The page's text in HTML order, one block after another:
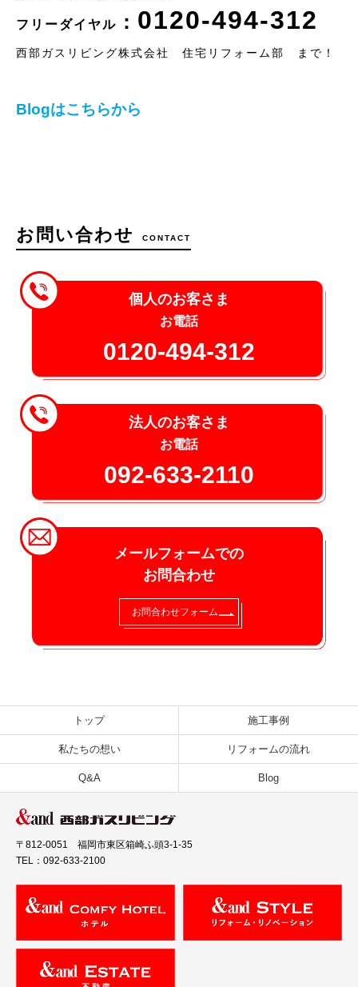
フリーダイヤル ： 0120-494-312
西部ガスリビング株式会社 住宅リフォーム部 まで！
Blogはこちらから
お問い合わせ CONTACT
個人のお客さま
お電話
0120-494-312
法人のお客さま
お電話
092-633-2110
メールフォームでの
お問合わせ
お問合わせフォーム
トップ 施工事例
私たちの想い リフォームの流れ
Q&A Blog
〒812-0051 福岡市東区箱崎ふ頭3-1-35
TEL：092-633-2100